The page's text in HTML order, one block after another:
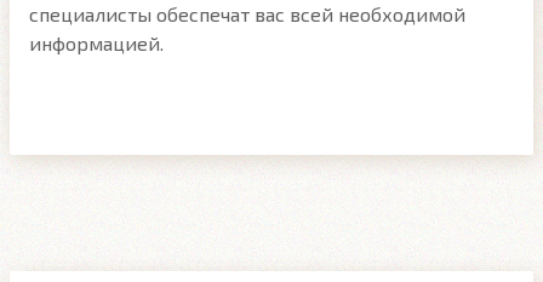
специалисты обеспечат вас всей необходимой
информацией.